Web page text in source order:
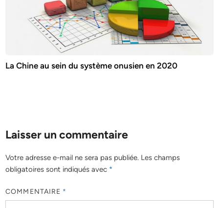
La Chine au sein du système onusien en 2020
Laisser un commentaire
Votre adresse e-mail ne sera pas publiée. Les champs
obligatoires sont indiqués avec *
COMMENTAIRE *